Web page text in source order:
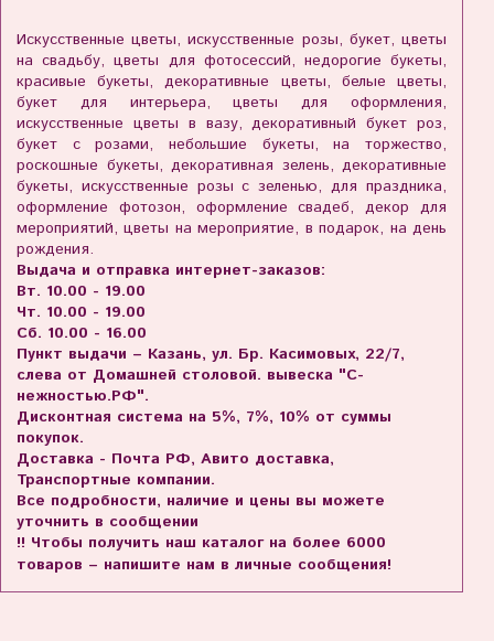
Искусственные цветы, искусственные розы, букет, цветы
на свадьбу, цветы для фотосессий, недорогие букеты,
красивые букеты, декоративные цветы, белые цветы,
букет для интерьера, цветы для оформления,
искусственные цветы в вазу, декоративный букет роз,
букет с розами, небольшие букеты, на торжество,
роскошные букеты, декоративная зелень, декоративные
букеты, искусственные розы с зеленью, для праздника,
оформление фотозон, оформление свадеб, декор для
мероприятий, цветы на мероприятие, в подарок, на день
рождения.
Выдача и отправка интернет-заказов:
Вт. 10.00 - 19.00
Чт. 10.00 - 19.00
Сб. 10.00 - 16.00
Пункт выдачи – Казань, ул. Бр. Касимовых, 22/7,
слева от Домашней столовой. вывеска "С-
нежностью.РФ".
Дисконтная система на 5%, 7%, 10% от суммы
покупок.
Доставка - Почта РФ, Авито доставка,
Транспортные компании.
Все подробности, наличие и цены вы можете
уточнить в сообщении
!! Чтобы получить наш каталог на более 6000
товаров – напишите нам в личные сообщения!